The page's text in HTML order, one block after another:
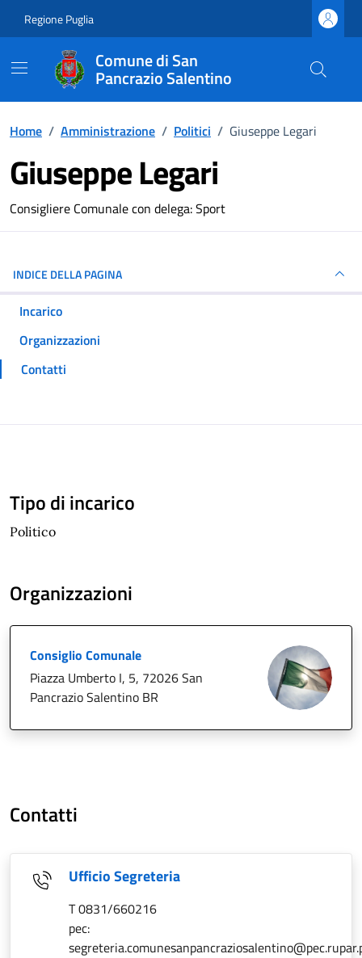
Regione Puglia
Comune di San
Pancrazio Salentino
Home / Amministrazione / Politici / Giuseppe Legari
Giuseppe Legari
Dettagli della persona
Consigliere Comunale con delega: Sport
INDICE DELLA PAGINA
Incarico
Organizzazioni
Contatti
Tipo di incarico
Politico
Organizzazioni
Consiglio Comunale
Piazza Umberto I, 5, 72026 San
Pancrazio Salentino BR
Contatti
Ufficio Segreteria
T 0831/660216
pec: